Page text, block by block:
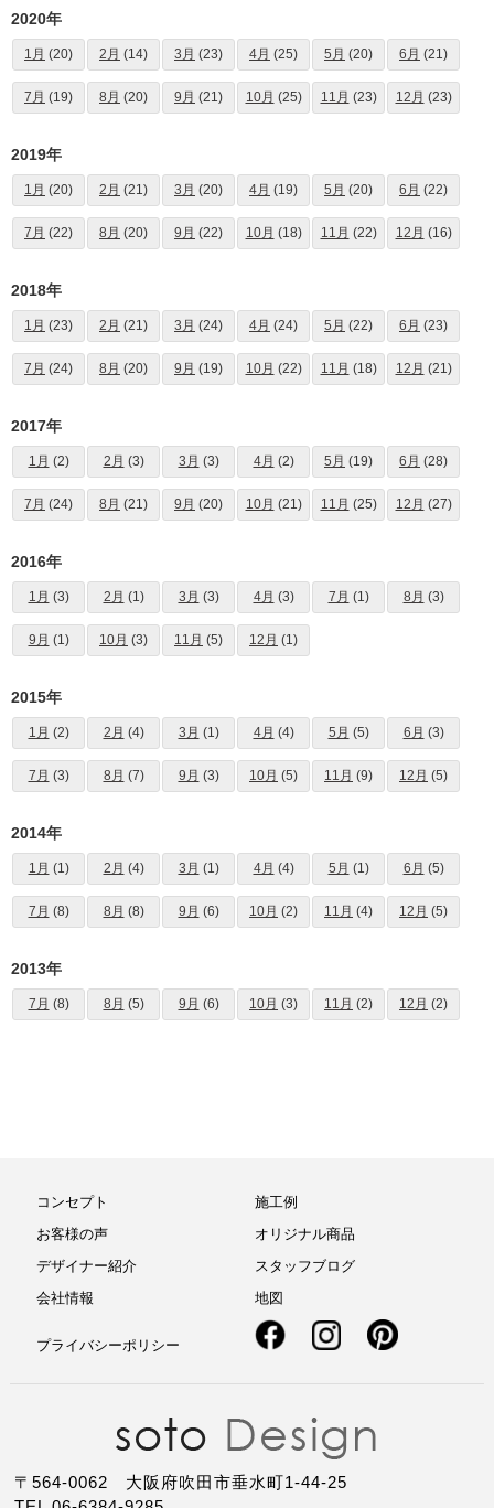
2020年
1月 (20) 2月 (14) 3月 (23) 4月 (25) 5月 (20) 6月 (21)
7月 (19) 8月 (20) 9月 (21) 10月 (25) 11月 (23) 12月 (23)
2019年
1月 (20) 2月 (21) 3月 (20) 4月 (19) 5月 (20) 6月 (22)
7月 (22) 8月 (20) 9月 (22) 10月 (18) 11月 (22) 12月 (16)
2018年
1月 (23) 2月 (21) 3月 (24) 4月 (24) 5月 (22) 6月 (23)
7月 (24) 8月 (20) 9月 (19) 10月 (22) 11月 (18) 12月 (21)
2017年
1月 (2) 2月 (3) 3月 (3) 4月 (2) 5月 (19) 6月 (28)
7月 (24) 8月 (21) 9月 (20) 10月 (21) 11月 (25) 12月 (27)
2016年
1月 (3) 2月 (1) 3月 (3) 4月 (3) 7月 (1) 8月 (3)
9月 (1) 10月 (3) 11月 (5) 12月 (1)
2015年
1月 (2) 2月 (4) 3月 (1) 4月 (4) 5月 (5) 6月 (3)
7月 (3) 8月 (7) 9月 (3) 10月 (5) 11月 (9) 12月 (5)
2014年
1月 (1) 2月 (4) 3月 (1) 4月 (4) 5月 (1) 6月 (5)
7月 (8) 8月 (8) 9月 (6) 10月 (2) 11月 (4) 12月 (5)
2013年
7月 (8) 8月 (5) 9月 (6) 10月 (3) 11月 (2) 12月 (2)
コンセプト
施工例
お客様の声
オリジナル商品
デザイナー紹介
スタッフブログ
会社情報
地図
プライバシーポリシー
〒564-0062 大阪府吹田市垂水町1-44-25